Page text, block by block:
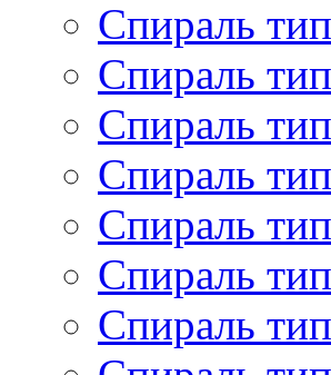
Спираль
Спираль
Спираль
Спираль
Спираль
Спираль
Спираль